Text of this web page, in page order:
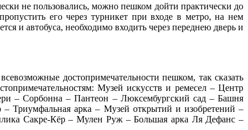
не пользовались, можно пешком дойти практически до
его через турникет при входе в метро, на нем
и автобуса, необходимо входить через переднею дверь и
достопримечательности пешком, так сказать
Музей искусств и ремесел – Центр
– Сорбонна – Пантеон – Люксембургский сад – Башня
арка – Музей открытий и изобретений –
Сакре-Кёр – Мулен Руж – Большая арка Ля Дефанс –